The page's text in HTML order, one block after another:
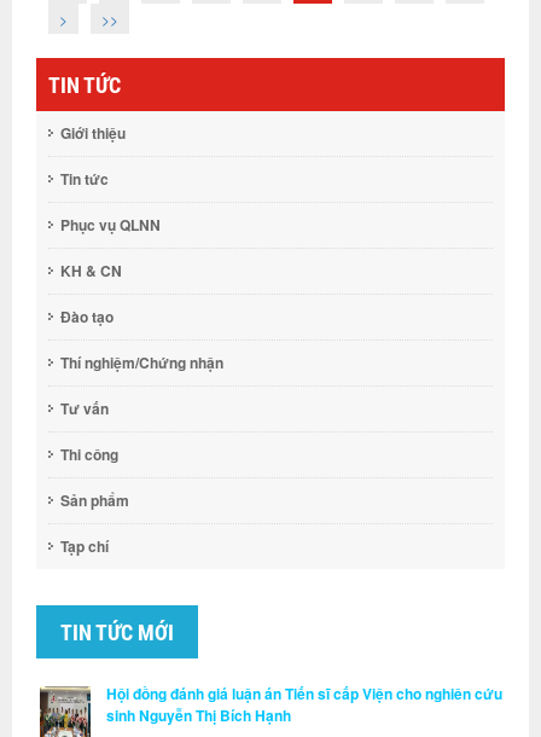
>
>>
TIN TỨC
Giới thiệu
Tin tức
Phục vụ QLNN
KH & CN
Đào tạo
Thí nghiệm/Chứng nhận
Tư vấn
Thi công
Sản phẩm
Tạp chí
TIN TỨC MỚI
Hội đồng đánh giá luận án Tiến sĩ cấp Viện cho nghiên cứu
sinh Nguyễn Thị Bích Hạnh